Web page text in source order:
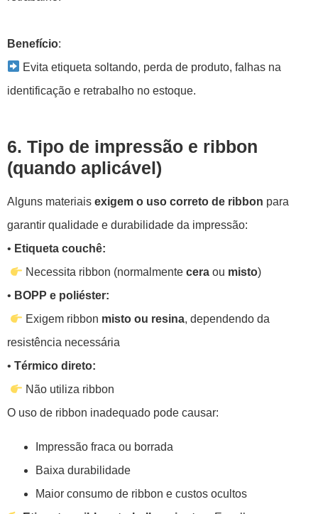
Benefício:
Evita etiqueta soltando, perda de produto, falhas na
identificação e retrabalho no estoque.
6. Tipo de impressão e ribbon
(quando aplicável)
Alguns materiais exigem o uso correto de ribbon para
garantir qualidade e durabilidade da impressão:
• Etiqueta couchê:
Necessita ribbon (normalmentecera ou misto)
• BOPP e poliéster:
Exigem ribbon misto ou resina, dependendo da
resistência necessária
• Térmico direto:
Não utiliza ribbon
O uso de ribbon inadequado pode causar:
Impressão fraca ou borrada
Baixa durabilidade
Maior consumo de ribbon e custos ocultos